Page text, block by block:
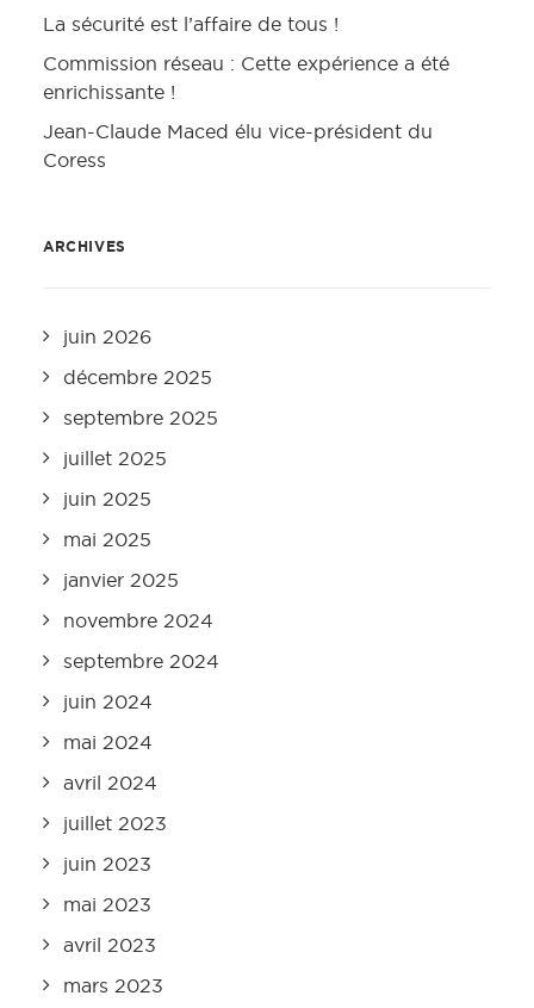
La sécurité est l’affaire de tous !
Commission réseau : Cette expérience a été
enrichissante !
Jean-Claude Maced élu vice-président du
Coress
ARCHIVES
juin 2026
décembre 2025
septembre 2025
juillet 2025
juin 2025
mai 2025
janvier 2025
novembre 2024
septembre 2024
juin 2024
mai 2024
avril 2024
juillet 2023
juin 2023
mai 2023
avril 2023
mars 2023